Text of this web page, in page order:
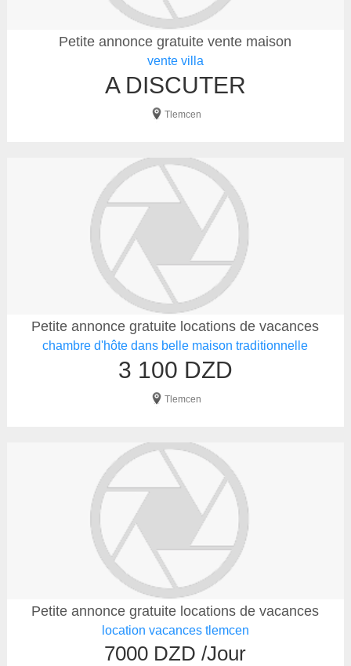
Petite annonce gratuite vente maison
vente villa
A DISCUTER
Tlemcen
Petite annonce gratuite locations de vacances
chambre d'hôte dans belle maison traditionnelle
3 100 DZD
Tlemcen
Petite annonce gratuite locations de vacances
location vacances tlemcen
7000 DZD /Jour